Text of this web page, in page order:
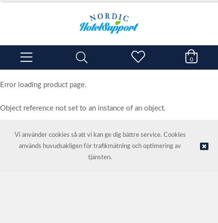
0
Error loading product page.
Object reference not set to an instance of an object.
© NORDIC HOTEL SUPPORT AS | Webbutik tillhandahålls av
Kréatif
AS
Vi använder cookies så att vi kan ge dig bättre service. Cookies
används huvudsakligen för trafikmätning och optimering av
tjänsten.